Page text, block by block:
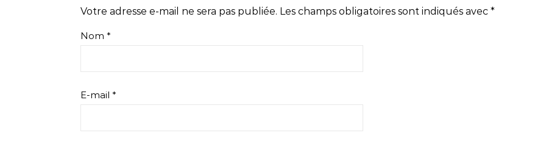
Votre adresse e-mail ne sera pas publiée. Les champs obligatoires sont indiqués avec *
Nom *
E-mail *